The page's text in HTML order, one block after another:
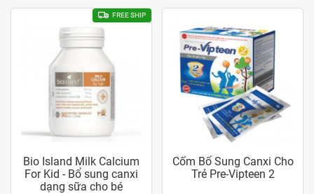
FREE SHIP
Bio Island Milk Calcium
For Kid - Bổ sung canxi
dạng sữa cho bé
Cốm Bổ Sung Canxi Cho
Trẻ Pre-Vipteen 2